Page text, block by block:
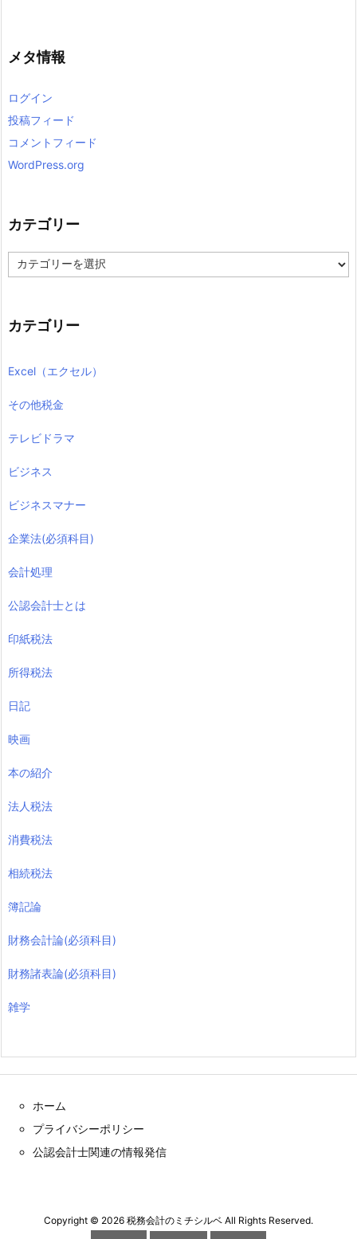
メタ情報
ログイン
投稿フィード
コメントフィード
WordPress.org
カテゴリー
テ
ー
カテゴリー
Excel（エクセル）
その他税金
テレビドラマ
ビジネス
ビジネスマナー
企業法(必須科目)
会計処理
公認会計士とは
印紙税法
所得税法
日記
映画
本の紹介
法人税法
消費税法
相続税法
簿記論
財務会計論(必須科目)
財務諸表論(必須科目)
雑学
ホーム
プライバシーポリシー
公認会計士関連の情報発信
Copyright © 2026 税務会計のミチシルベ All Rights Reserved.